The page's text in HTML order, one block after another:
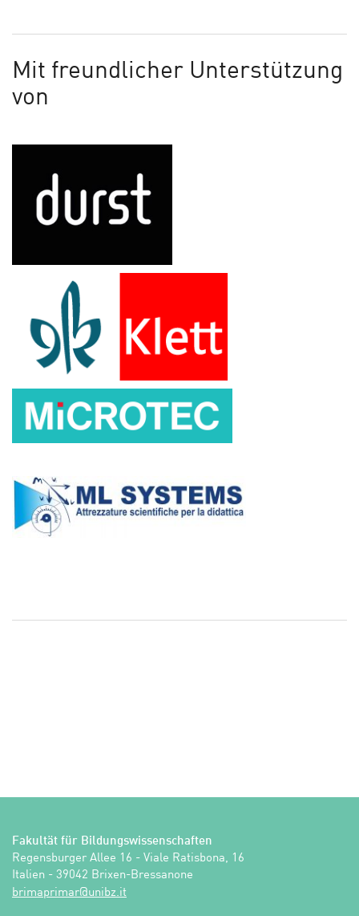
Mit freundlicher Unterstützung
von
Fakultät für Bildungswissenschaften
Regensburger Allee 16 - Viale Ratisbona, 16
Italien - 39042 Brixen-Bressanone
ti.zbinu@ramirpamirb